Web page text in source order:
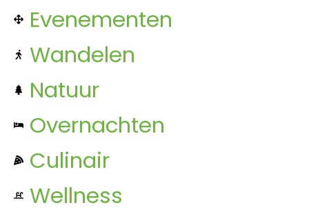
Evenementen
Wandelen
Natuur
Overnachten
Culinair
Wellness